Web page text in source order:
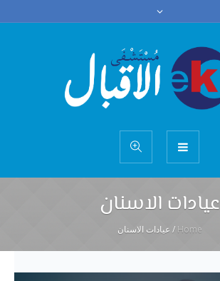
عيادات الاسنان
Home
/ عيادات الاسنان